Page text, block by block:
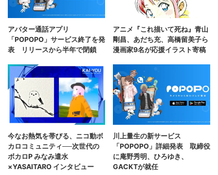
アバター通話アプリ
「POPOPO」サービス終了を発
表 リリースから半年で閉鎖
アニメ『これ描いて死ね』青山
剛昌、あだち充、高橋留美子ら
漫画家9名が応援イラスト寄稿
今なお熱気を帯びる、ニコ動ボ
カロコミュニティ──次世代の
ボカロP みなみ遣水
×YASAITARO インタビュー
川上量生の新サービス
「POPOPO」詳細発表 取締役
に庵野秀明、ひろゆき、
GACKTが就任